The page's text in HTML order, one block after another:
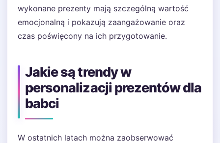
wykonane prezenty mają szczególną wartość
emocjonalną i pokazują zaangażowanie oraz
czas poświęcony na ich przygotowanie.
Jakie są trendy w
personalizacji prezentów dla
babci
W ostatnich latach można zaobserwować